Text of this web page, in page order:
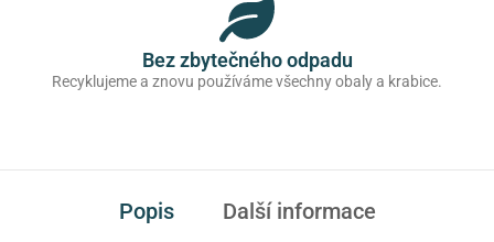
Bez zbytečného odpadu
Recyklujeme a znovu používáme všechny obaly a krabice.
Popis Další informace